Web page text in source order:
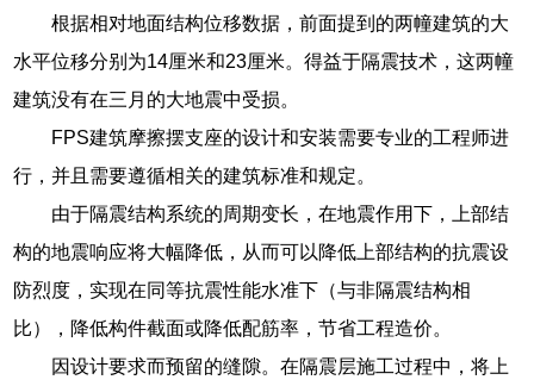
根据相对地面结构位移数据，前面提到的两幢建筑的大
水平位移分别为14厘米和23厘米。得益于隔震技术，这两幢
建筑没有在三月的大地震中受损。
FPS建筑摩擦摆支座的设计和安装需要专业的工程师进
行，并且需要遵循相关的建筑标准和规定。
由于隔震结构系统的周期变长，在地震作用下，上部结
构的地震响应将大幅降低，从而可以降低上部结构的抗震设
防烈度，实现在同等抗震性能水准下（与非隔震结构相
比），降低构件截面或降低配筋率，节省工程造价。
因设计要求而预留的缝隙。在隔震层施工过程中，将上